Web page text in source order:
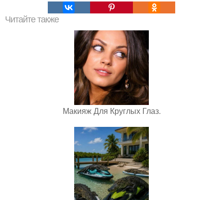
Читайте также
Макияж Для Круглых Глаз.